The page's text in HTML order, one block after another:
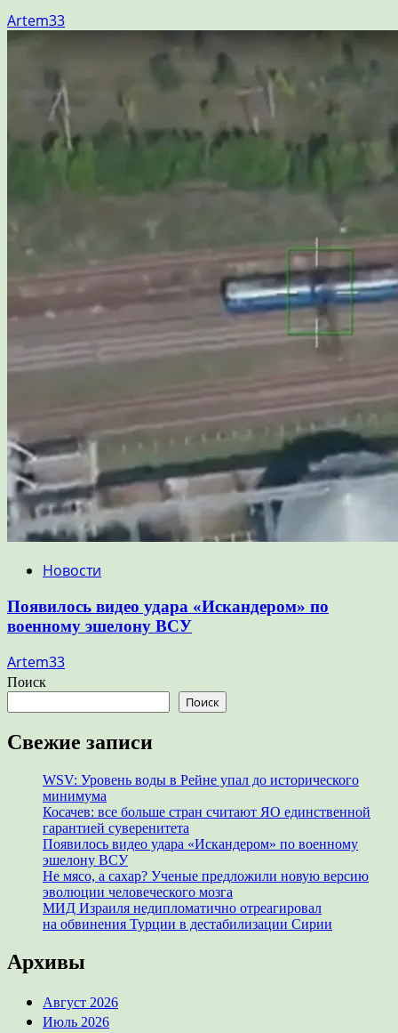
Artem33
Новости
Появилось видео удара «Искандером» по
военному эшелону ВСУ
Artem33
Поиск
Поиск
Свежие записи
WSV: Уровень воды в Рейне упал до исторического
минимума
Косачев: все больше стран считают ЯО единственной
гарантией суверенитета
Появилось видео удара «Искандером» по военному
эшелону ВСУ
Не мясо, а сахар? Ученые предложили новую версию
эволюции человеческого мозга
МИД Израиля недипломатично отреагировал
на обвинения Турции в дестабилизации Сирии
Архивы
Август 2026
Июль 2026